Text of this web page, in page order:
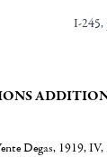
I-245,
Degas, 1919, IV,